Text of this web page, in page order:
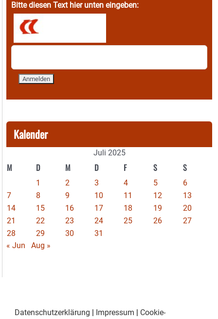
Bitte diesen Text hier unten eingeben:
Kalender
Juli 2025
M D M D F S S
1 2 3 4 5
6
7
8 9 10 11 12
13
14
15 16 17 18 19
20
21
22 23 24 25 26
27
28
29 30
31
« Jun
Aug »
Datenschutzerklärung Impressum Cookie-